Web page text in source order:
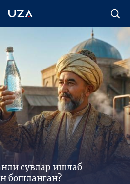
сувлар ишлаб
бошланган?